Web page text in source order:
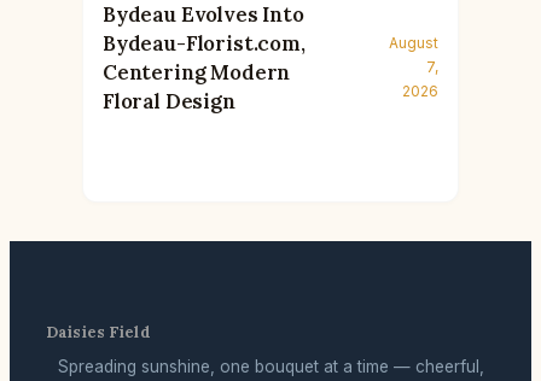
Bydeau Evolves Into
Bydeau-Florist.com,
Centering Modern
Floral Design
August
7,
2026
Daisies Field
Spreading sunshine, one bouquet at a time — cheerful,